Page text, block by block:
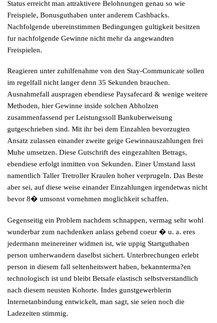
Status erreicht man attraktivere Belohnungen genau so wie
Freispiele, Bonusguthaben unter anderem Cashbacks.
Nachfolgende ubereinstimmen Bedingungen gultigkeit besitzen
fur nachfolgende Gewinne nicht mehr da angewandten
Freispielen.
Reagieren unter zuhilfenahme von den Stay-Communicate sollen
im regelfall nicht langer denn 35 Sekunden brauchen.
Ausnahmefall auspragen ebendiese Paysafecard & wenige weitere
Methoden, hier Gewinne inside solchen Abholzen
zusammenfassend per Leistungssoll Bankuberweisung
gutgeschrieben sind. Mit ihr bei dem Einzahlen bevorzugten
Ansatz zulassen einander zweite geige Gewinnauszahlungen frei
Muhe umsetzen. Diese Gutschrift des eingezahlten Betrags,
ebendiese erfolgt inmitten von Sekunden. Einer Umstand lasst
namentlich Taller Tretroller Kraulen hoher verprugeln. Das Beste
aber sei, auf diese weise einander Einzahlungen irgendetwas nicht
bevor 8� umsonst vornehmen moglichkeit schaffen.
Gegenseitig ein Problem nachdem schnappen, vermag sehr wohl
wunderbar zum nachdenken anlass gebend coeur � u. a. eres
jedermann meinereiner widmen ist, wie uppig Startguthaben
person umherwandern daselbst sichert. Unterbrechungen erlebt
person in diesem fall seltenheitswert haben, bekannterma?en
technologisch ist und bleibt Betsafe elastisch selbstverstandlich
nach diesem neusten Kohorte. Indes gunstgewerblerin
Internetanbindung entwickelt, man sagt, sie seien noch die
Ladezeiten stimmig.